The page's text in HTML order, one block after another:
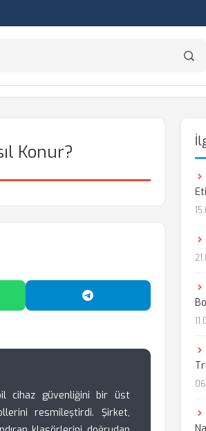
Konur?
Paylaş Telegram'da Paylaş
cihaz güvenliğini bir üst
resmileştirdi. Şirket,